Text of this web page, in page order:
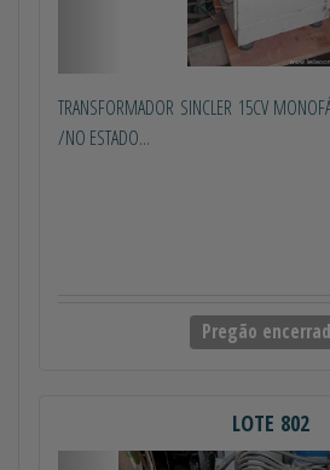
TRANSFORMADOR SINCLER 15CV
/NO ESTADO...
Pregão
LOTE 802